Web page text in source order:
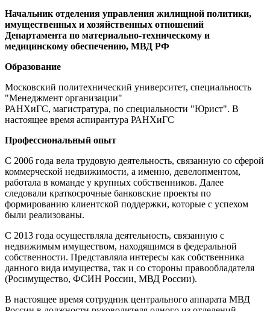
Начальник отделения управления жилищной политики,
имущественных и хозяйственных отношений
Департамента по материально-техническому и
медицинскому обеспечению, МВД РФ
Образование
Московский политехнический университет, специальность
"Менеджмент организации"
РАНХиГС, магистратура, по специальности "Юрист". В
настоящее время аспирантура РАНХиГС
Профессиональный опыт
С 2006 года вела трудовую деятельность, связанную со сферой
коммерческой недвижимости, а именно, девелопментом,
работала в команде у крупных собственников. Далее
следовали краткосрочные банковские проекты по
формированию клиентской поддержки, которые с успехом
были реализованы.
С 2013 года осуществляла деятельность, связанную с
недвижимым имуществом, находящимся в федеральной
собственности. Представляла интересы как собственника
данного вида имущества, так и со стороны правообладателя
(Росимущество, ФСИН России, МВД России).
В настоящее время сотрудник центрального аппарата МВД